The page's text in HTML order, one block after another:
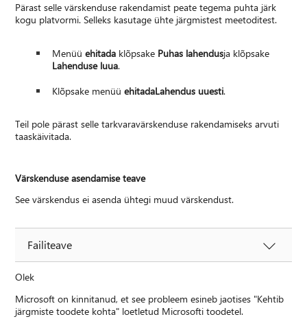
Pärast selle värskenduse rakendamist peate tegema puhta järk
kogu platvormi. Selleks kasutage ühte järgmistest meetoditest.
Menüüehitada klõpsake Puhas lahendusja klõpsake
Lahenduse luua.
Klõpsake menüüehitadaLahendus uuesti.
Teil pole pärast selle tarkvaravärskenduse rakendamiseks arvuti
taaskäivitada.
Värskenduse asendamise teave
See värskendus ei asenda ühtegi muud värskendust.
Failiteave
Olek
Microsoft on kinnitanud, et see probleem esineb jaotises "Kehtib
järgmiste toodete kohta" loetletud Microsofti toodetel.